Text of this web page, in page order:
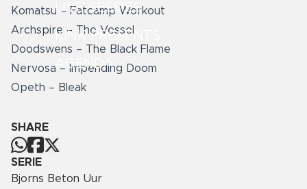
LIVE SESSIES
KINK PRESENTS
AGENDA
Komatsu – Fatcamp Workout
Archspire – The Vessel
Doodswens – The Black Flame
Nervosa – Impending Doom
Opeth – Bleak
SHARE
SERIE
Bjorns Beton Uur